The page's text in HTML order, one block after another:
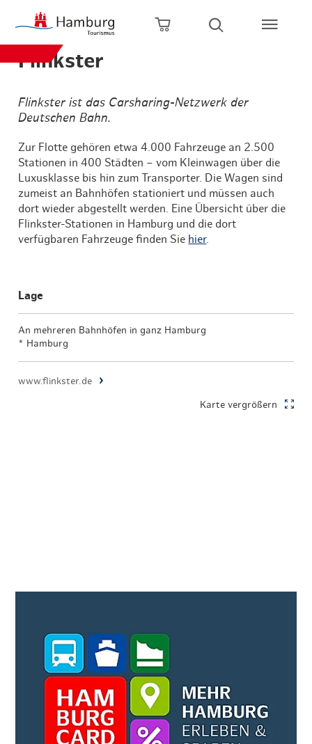
Zum Hauptinhalt springen
Zur Hauptnavigation springen
Zur Volltextsuche springen
Zum Footer springen
Warenkorb öffnen
Suche öffnen
Flinkster
Flinkster ist das Carsharing-Netzwerk der
Deutschen Bahn.
Zur Flotte gehören etwa 4.000 Fahrzeuge an 2.500
Stationen in 400 Städten – vom Kleinwagen über die
Luxusklasse bis hin zum Transporter. Die Wagen sind
zumeist an Bahnhöfen stationiert und müssen auch
dort wieder abgestellt werden. Eine Übersicht über die
Flinkster-Stationen in Hamburg und die dort
verfügbaren Fahrzeuge finden Sie hier.
Lage
An mehreren Bahnhöfen in ganz Hamburg
* Hamburg
www.flinkster.de
Karte vergrößern